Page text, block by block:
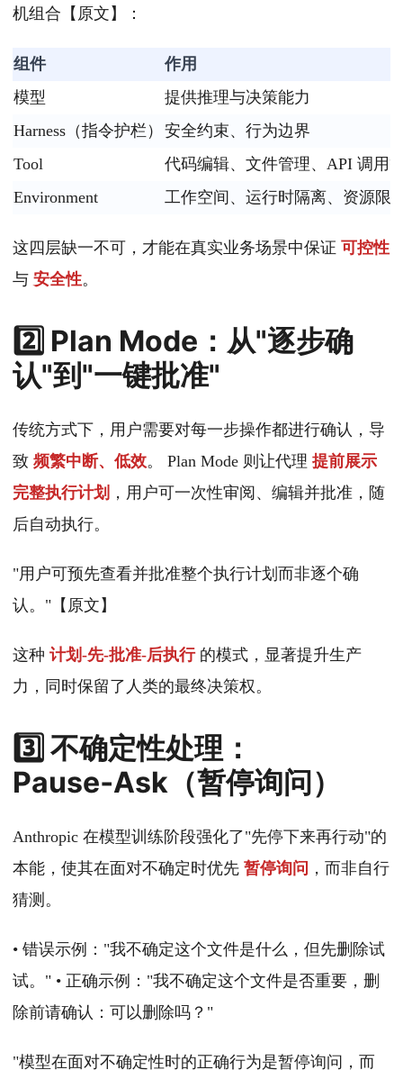
机组合【原文】：
组件
作用
模型
提供推理与决策能力
Harness（指令护栏） 安全约束、行为边界
Tool
代码编辑、文件管理、API 调用
Environment
工作空间、运行时隔离、资源限
这四层缺一不可，才能在真实业务场景中保证 可控性
与 安全性。
2️⃣ Plan Mode：从"逐步确
认"到"一键批准"
传统方式下，用户需要对每一步操作都进行确认，导
致 频繁中断、低效。 Plan Mode 则让代理 提前展示
完整执行计划 ，用户可一次性审阅、编辑并批准，随
后自动执行。
"用户可预先查看并批准整个执行计划而非逐个确
认。"【原文】
这种 计划‑先‑批准‑后执行的模式，显著提升生产
力，同时保留了人类的最终决策权。
3️⃣ 不确定性处理：
Pause‑Ask（暂停询问）
Anthropic 在模型训练阶段强化了"先停下来再行动"的
本能，使其在面对不确定时优先 暂停询问 ，而非自行
猜测。
• 错误示例："我不确定这个文件是什么，但先删除试
试。" • 正确示例："我不确定这个文件是否重要，删
除前请确认：可以删除吗？"
"模型在面对不确定性时的正确行为是暂停询问，而